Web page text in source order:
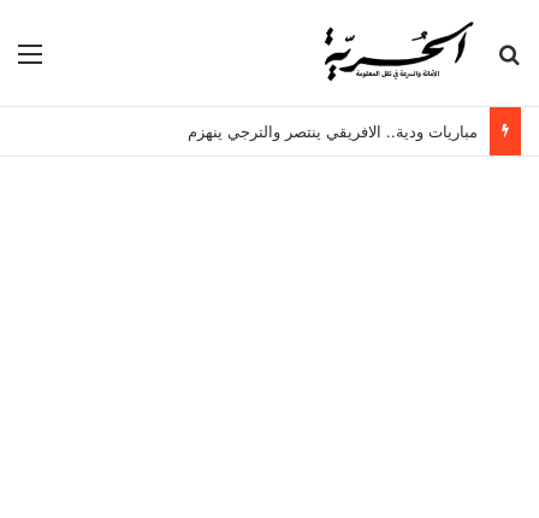
بحث عن
مباريات ودية.. الافريقي ينتصر والترجي ينهزم